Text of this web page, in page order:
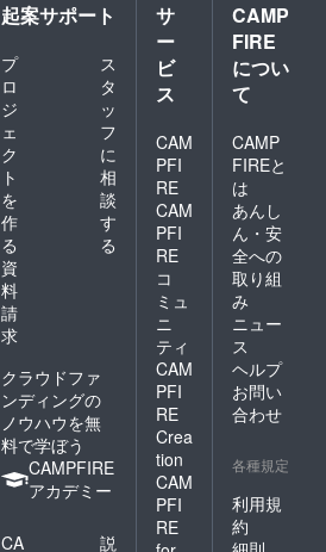
起案サポート
プ
ロ
ジ
ェ
ク
ト
を
作
る
ス
タ
ッ
フ
に
相
談
す
る
資
料
請
求
クラウドファ
ンディングの
ノウハウを無
料で学ぼう
CAMPFIRE
アカデミー
CA
説
サ
ー
ビ
ス
CAM
PFI
RE
CAM
PFI
RE
コ
ミュ
ニ
ティ
CAM
PFI
RE
Crea
tion
CAM
PFI
RE
CAMP
FIRE
につい
て
CAMP
FIREと
は
あんし
ん・安
全への
取り組
み
ニュー
ス
ヘルプ
お問い
合わせ
各種規定
利用規
約